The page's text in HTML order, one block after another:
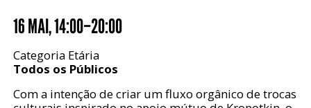
16 MAI,14:00–20:00
Categoria Etária
Todos os Públicos
Com a intenção de criar um fluxo orgânico de trocas